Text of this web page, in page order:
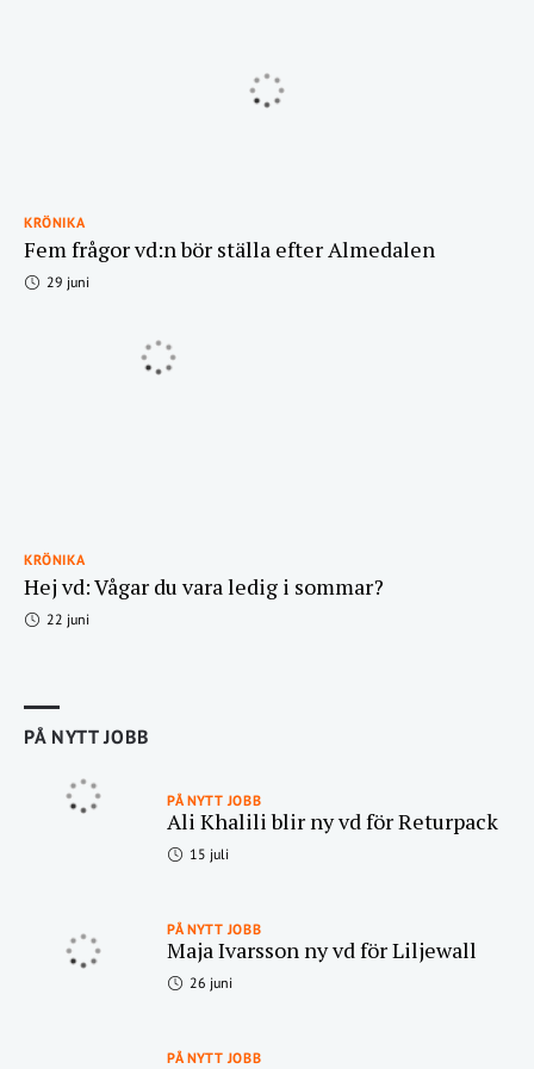
KRÖNIKA
Fem frågor vd:n bör ställa efter Almedalen
29 juni
KRÖNIKA
Hej vd: Vågar du vara ledig i sommar?
22 juni
PÅ NYTT JOBB
PÅ NYTT JOBB
Ali Khalili blir ny vd för Returpack
15 juli
PÅ NYTT JOBB
Maja Ivarsson ny vd för Liljewall
26 juni
PÅ NYTT JOBB